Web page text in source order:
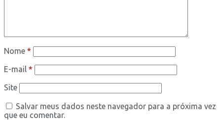
Nome *
E-mail *
Site
Salvar meus dados neste navegador para a próxima vez
que eu comentar.